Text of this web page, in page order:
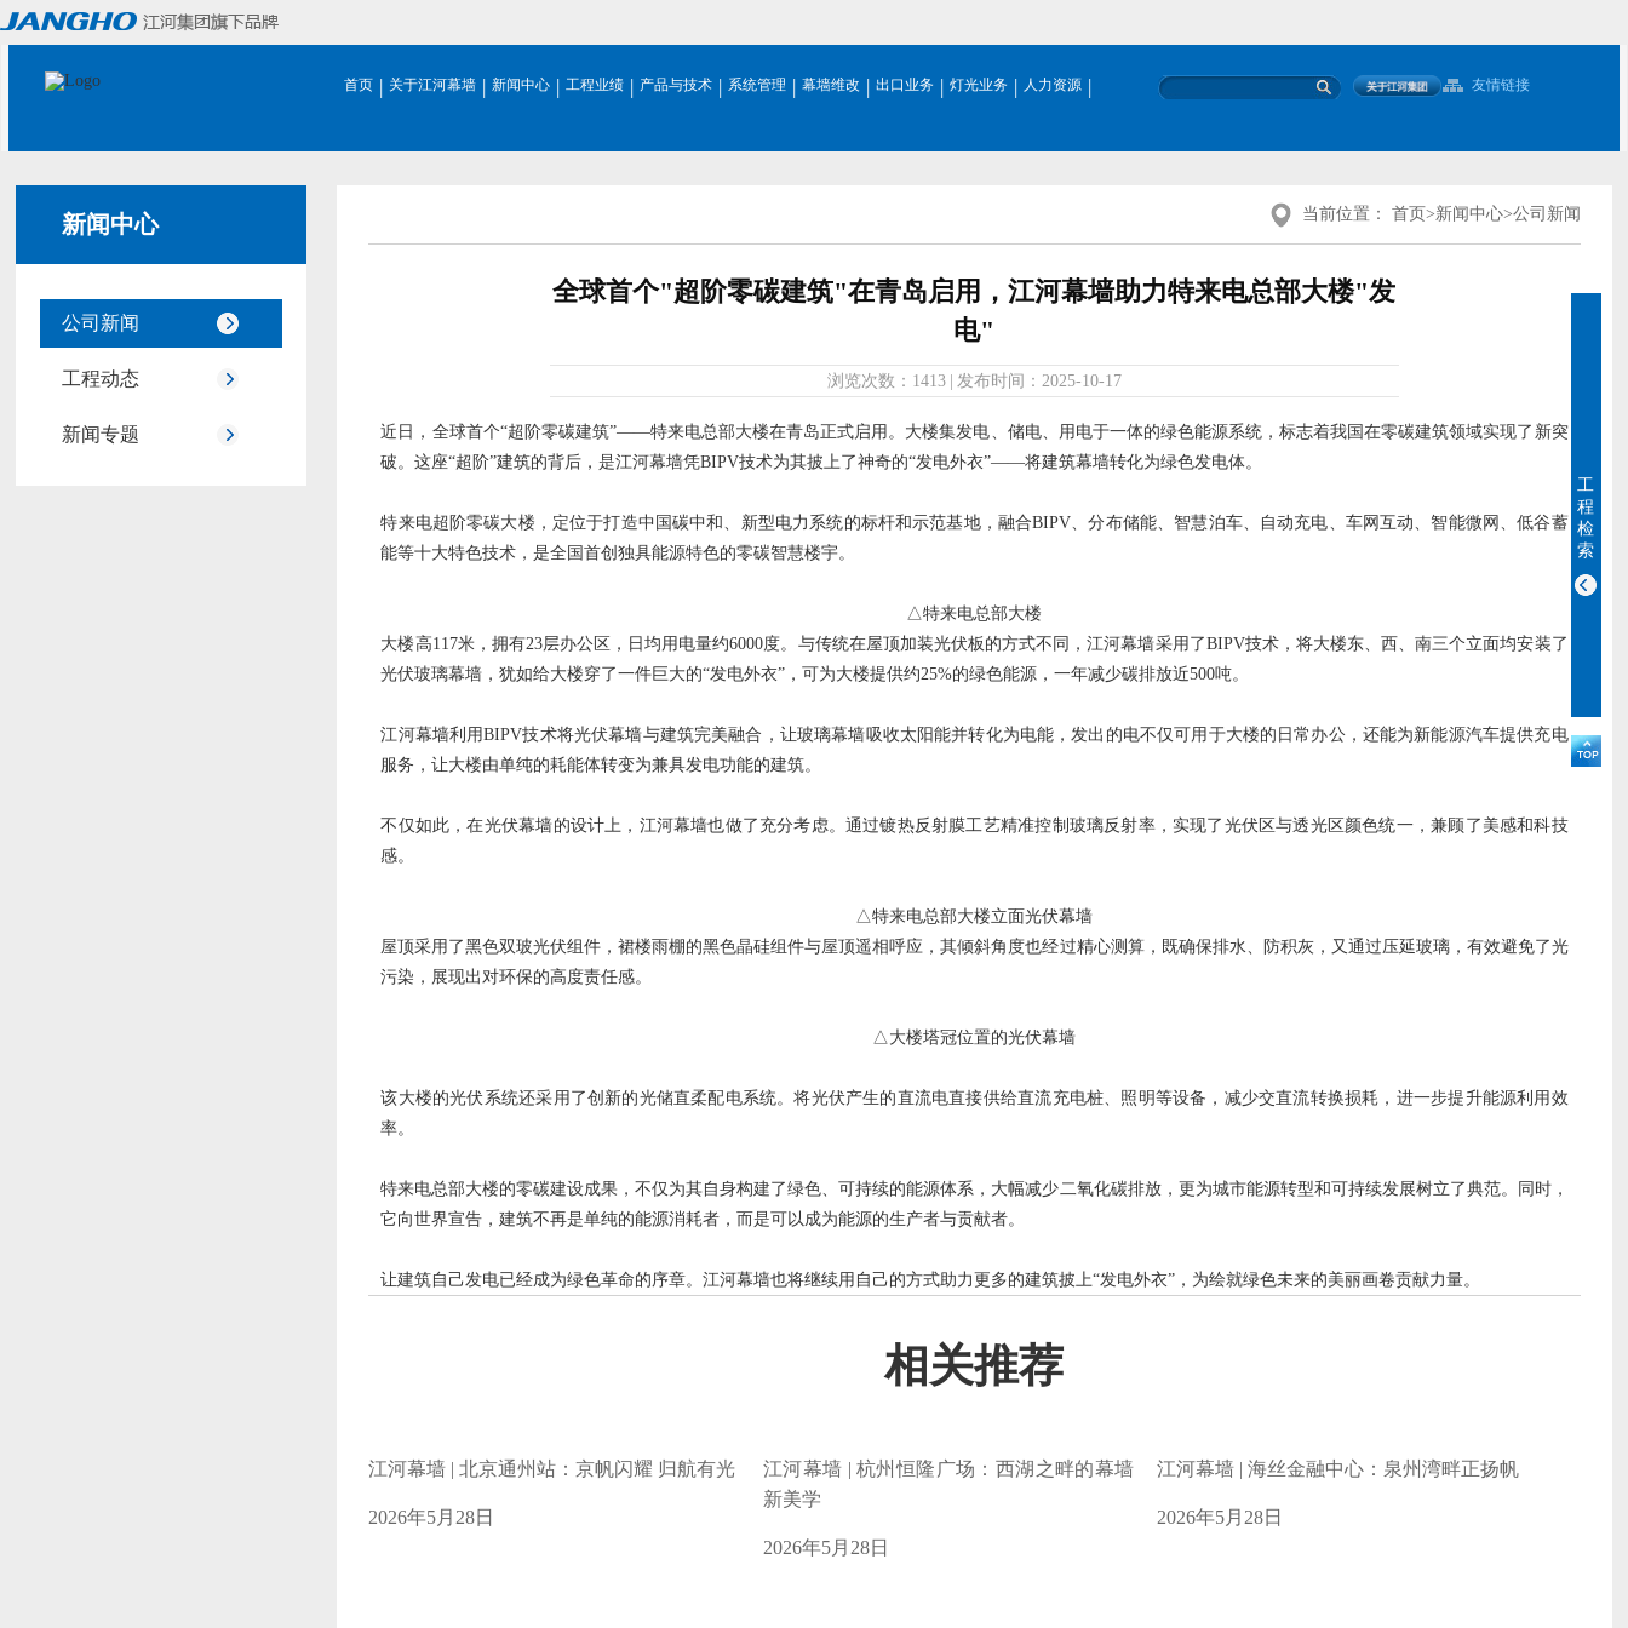
工
程
检
索
首页 关于江河幕墙 新闻中心 工程业绩 产品与技术 系统管理 幕墙维改 出口业务 灯光业务 人力资源 友情链接
新闻中心
公司新闻
工程动态
新闻专题
当前位置： 首页 >新闻中心>公司新闻
全球首个"超阶零碳建筑"在青岛启用，江河幕墙助力特来电总部大楼"发
电"
浏览次数： 1413 发布时间： 2025-10-17
近日，全球首个“超阶零碳建筑”——特来电总部大楼在青岛正式启用。大楼集发电、储电、用电于一体的绿色能源系统，标志着我国在零碳建筑领域实现了新突
破。这座“超阶”建筑的背后，是江河幕墙凭BIPV技术为其披上了神奇的“发电外衣”——将建筑幕墙转化为绿色发电体。
特来电超阶零碳大楼，定位于打造中国碳中和、新型电力系统的标杆和示范基地，融合BIPV、分布储能、智慧泊车、自动充电、车网互动、智能微网、低谷蓄
能等十大特色技术，是全国首创独具能源特色的零碳智慧楼宇。
△特来电总部大楼
大楼高117米，拥有23层办公区，日均用电量约6000度。与传统在屋顶加装光伏板的方式不同，江河幕墙采用了BIPV技术，将大楼东、西、南三个立面均安装了
光伏玻璃幕墙，犹如给大楼穿了一件巨大的“发电外衣”，可为大楼提供约25%的绿色能源，一年减少碳排放近500吨。
江河幕墙利用BIPV技术将光伏幕墙与建筑完美融合，让玻璃幕墙吸收太阳能并转化为电能，发出的电不仅可用于大楼的日常办公，还能为新能源汽车提供充电
服务，让大楼由单纯的耗能体转变为兼具发电功能的建筑。
不仅如此，在光伏幕墙的设计上，江河幕墙也做了充分考虑。通过镀热反射膜工艺精准控制玻璃反射率，实现了光伏区与透光区颜色统一，兼顾了美感和科技
感。
△特来电总部大楼立面光伏幕墙
屋顶采用了黑色双玻光伏组件，裙楼雨棚的黑色晶硅组件与屋顶遥相呼应，其倾斜角度也经过精心测算，既确保排水、防积灰，又通过压延玻璃，有效避免了光
污染，展现出对环保的高度责任感。
△大楼塔冠位置的光伏幕墙
该大楼的光伏系统还采用了创新的光储直柔配电系统。将光伏产生的直流电直接供给直流充电桩、照明等设备，减少交直流转换损耗，进一步提升能源利用效
率。
特来电总部大楼的零碳建设成果，不仅为其自身构建了绿色、可持续的能源体系，大幅减少二氧化碳排放，更为城市能源转型和可持续发展树立了典范。同时，
它向世界宣告，建筑不再是单纯的能源消耗者，而是可以成为能源的生产者与贡献者。
让建筑自己发电已经成为绿色革命的序章。江河幕墙也将继续用自己的方式助力更多的建筑披上“发电外衣”，为绘就绿色未来的美丽画卷贡献力量。
相关推荐
江河幕墙 | 北京通州站：京帆闪耀 归航有光
2026年5月28日
江河幕墙 | 杭州恒隆广场：西湖之畔的幕墙
新美学
2026年5月28日
江河幕墙 | 海丝金融中心：泉州湾畔正扬帆
2026年5月28日